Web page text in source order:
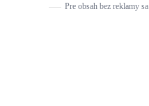
Pre obsah bez reklamy sa